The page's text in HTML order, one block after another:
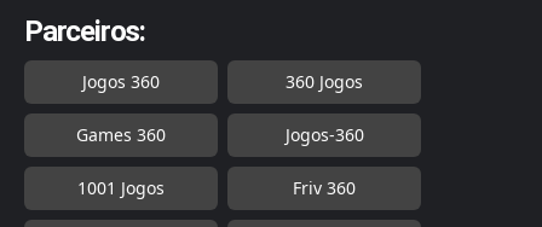
Parceiros:
Jogos 360 360 Jogos
Games 360 Jogos-360
1001 Jogos Friv 360